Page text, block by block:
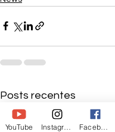
Posts recentes
YouTube